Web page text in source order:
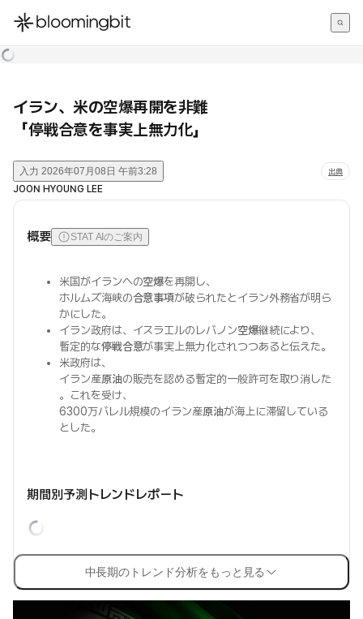
한국어
イラン、米の空爆再開を非難
「停戦合意を事実上無力化」
入力 2026年07月08日 午前3:28 出典
JOON HYOUNG LEE
概要 STAT AIのご案内
米国がイランへの空爆を再開し、
ホルムズ海峡の合意事項が破られたとイラン外務省が明ら
かにした。
イラン政府は、イスラエルのレバノン空爆継続により、
暫定的な停戦合意が事実上無力化されつつあると伝えた。
米政府は、
イラン産原油の販売を認める暫定的一般許可を取り消した
。これを受け、
6300万バレル規模のイラン産原油が海上に滞留している
とした。
期間別予測トレンドレポート
中長期のトレンド分析をもっと見る